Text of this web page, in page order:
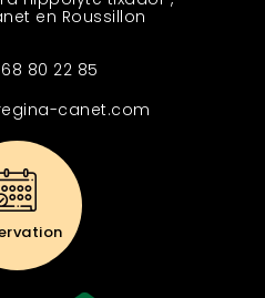
en Roussillon
80 22 85
canet.com